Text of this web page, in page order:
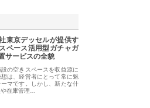
東京デッセルが提供す
ペース活用型ガチャガ
サービスの全貌
設の空きスペースを収益源に
は、経営者にとって常に魅
ーマです。しかし、新たな什
在庫管理…